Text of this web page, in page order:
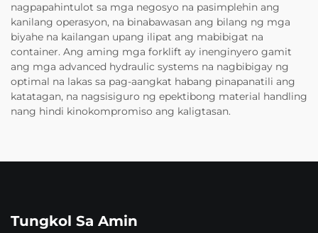
nagpapahintulot sa mga negosyo na pasimplehin ang
kanilang operasyon, na binabawasan ang bilang ng mga
biyahe na kailangan upang ilipat ang mabibigat na
container. Ang aming mga forklift ay inenginyero gamit
ang mga advanced hydraulic systems na nagbibigay ng
optimal na lakas sa pag-aangkat habang pinapanatili ang
katatagan, na nagsisiguro ng epektibong material handling
nang hindi kinokompromiso ang kaligtasan.
Tungkol Sa Amin